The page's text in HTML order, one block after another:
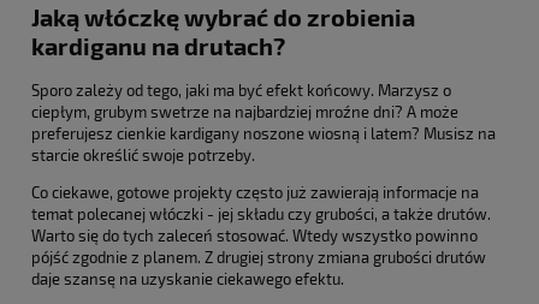
Jaką włóczkę wybrać do zrobienia
kardiganu na drutach?
Sporo zależy od tego, jaki ma być efekt końcowy. Marzysz o
ciepłym, grubym swetrze na najbardziej mroźne dni? A może
preferujesz cienkie kardigany noszone wiosną i latem? Musisz na
starcie określić swoje potrzeby.
Co ciekawe, gotowe projekty często już zawierają informacje na
temat polecanej włóczki - jej składu czy grubości, a także drutów.
Warto się do tych zaleceń stosować. Wtedy wszystko powinno
pójść zgodnie z planem. Z drugiej strony zmiana grubości drutów
daje szansę na uzyskanie ciekawego efektu.